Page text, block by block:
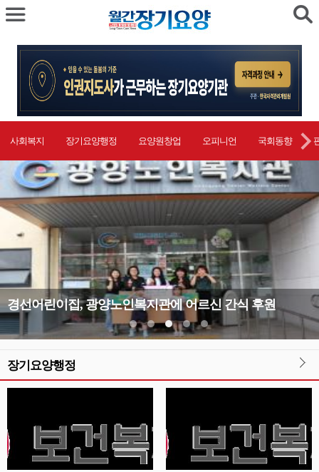
사회복지 장기요양행정 요양원창업 오피니언 국회동향
합천댐노인복지관, 어르신 대상 법률교육 및 법률상담 실시
장기요양행정